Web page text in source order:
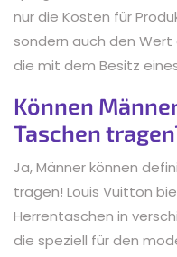
nur die Kosten für
sondern auch den Wert
die mit dem Besitz
Können
Taschen
Ja, Männer können
tragen! Louis Vuitton
Herrentaschen in
die speziell für den